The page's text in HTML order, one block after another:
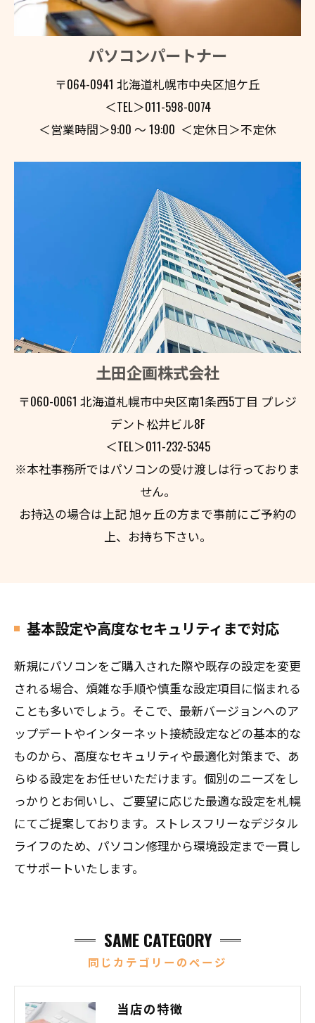
パソコンパートナー
〒064-0941 北海道札幌市中央区旭ケ丘
＜TEL＞011-598-0074
＜営業時間＞9:00 〜 19:00 ＜定休日＞不定休
土田企画株式会社
〒060-0061 北海道札幌市中央区南1条西5丁目 プレジ
デント松井ビル8F
＜TEL＞011-232-5345
※本社事務所ではパソコンの受け渡しは行っておりま
せん。
お持込の場合は上記 旭ヶ丘の方まで事前にご予約の
上、お持ち下さい。
基本設定や高度なセキュリティまで対応
新規にパソコンをご購入された際や既存の設定を変更
される場合、煩雑な手順や慎重な設定項目に悩まれる
ことも多いでしょう。そこで、最新バージョンへのア
ップデートやインターネット接続設定などの基本的な
ものから、高度なセキュリティや最適化対策まで、あ
らゆる設定をお任せいただけます。個別のニーズをし
っかりとお伺いし、ご要望に応じた最適な設定を札幌
にてご提案しております。ストレスフリーなデジタル
ライフのため、パソコン修理から環境設定まで一貫し
てサポートいたします。
同じカテゴリーのページ
SAME CATEGORY
当店の特徴